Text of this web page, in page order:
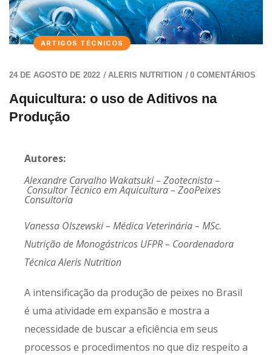
ARTIGOS TÉCNICOS
24 DE AGOSTO DE 2022 / ALERIS NUTRITION / 0 COMENTÁRIOS
Aquicultura: o uso de Aditivos na
Produção
Autores:
Alexandre Carvalho Wakatsuki – Zootecnista –
Consultor Técnico em Aquicultura – ZooPeixes
Consultoria
Vanessa Olszewski – Médica Veterinária – MSc.
Nutrição de Monogástricos UFPR – Coordenadora
Técnica Aleris Nutrition
A intensificação da produção de peixes no Brasil
é uma atividade em expansão e mostra a
necessidade de buscar a eficiência em seus
processos e procedimentos no que diz respeito a